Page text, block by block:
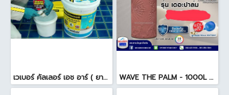
เวเบอร์ คัลเลอร์ เอช อาร์ ( ยาแนวสระว่ายน้ำ ) 18.5 กก. สีดำ WAVE THE PALM - 1000L ถังเก็บน้ำ ( ท่อใน+ลูกลอย ) สีแดงสยาม